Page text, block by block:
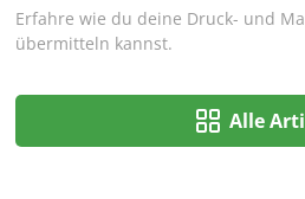
Erfahre wie du deine Druck- und
übermitteln kannst.
Alle